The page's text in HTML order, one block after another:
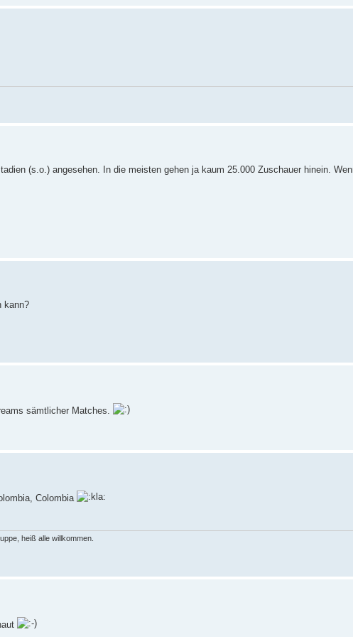
(s.o.) angesehen. In die meisten gehen ja kaum 25.000 Zuschauer hinein.
kann?
sämtlicher Matches.
Colombia
heiß alle willkommen.